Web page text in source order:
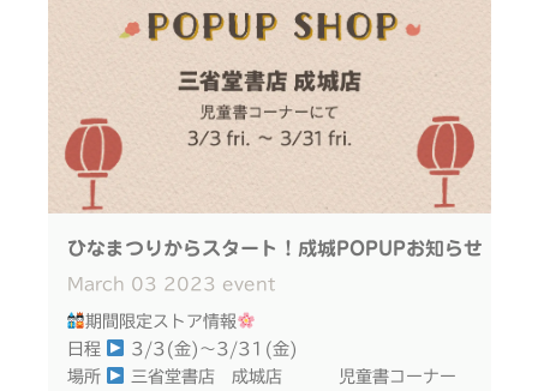
引き続き、おもちゃの遊び方、コミュニケーションに
つながるヒントを発信予定です！
素早く動く車を目で追うことは
脳の発達にも良いとされています
▼IKONIH ひのきコースター 商品ページ
https://ikonih.jp/item/downhill/
最後まで読んでいただきありがとうございます
ひなまつりからスタート！成城POPUPお知らせ
March 03 2023 event
期間限定ストア情報
︎日程
3/3(金)〜3/31(金)
場所
三省堂書店 成城店 児童書コーナー